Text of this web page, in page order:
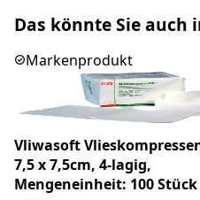
Das könnte Sie auch
Markenprodukt
Vliwasoft
7,5 x 7,5cm, 4-lagig,
Mengeneinheit: 100 Stück